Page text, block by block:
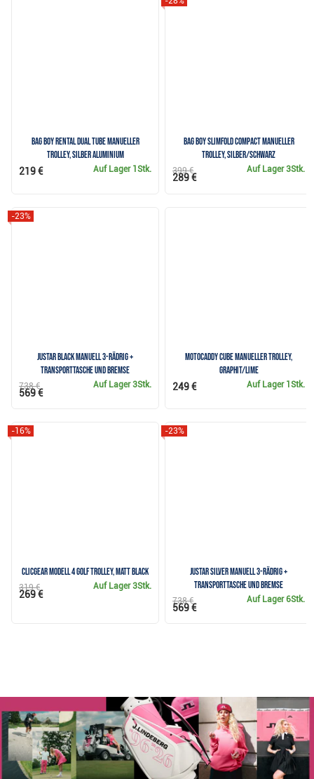
Bag Boy Rental Dual Tube manueller
Trolley, Silber Aluminium
Auf Lager 1Stk.
219 €
Bag Boy Slimfold Compact manueller
Trolley, silber/schwarz
Auf Lager3Stk.
399 €
289 €
JuStar Black manuell 3-rädrig +
Transporttasche und Bremse
-23%
Auf Lager3Stk.
738 €
569 €
Motocaddy CUBE manueller Trolley,
Graphit/Lime
Auf Lager 1Stk.
249 €
Clicgear Modell 4 Golf Trolley, Matt Black
-16%
Auf Lager3Stk.
319 €
269 €
JuStar Silver manuell 3-rädrig +
Transporttasche und Bremse
-23%
Auf Lager6Stk.
738 €
569 €